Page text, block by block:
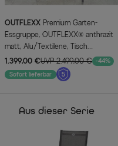
OUTFLEXX
Essgruppe, OUTFLEXX® anthrazit
matt, Alu/Textilene, Tisch
180/240x100cm, 8 Stapelsessel
1.399,00 €UVP 2.499,00 € -44%
Sofort lieferbar
Aus dieser Serie